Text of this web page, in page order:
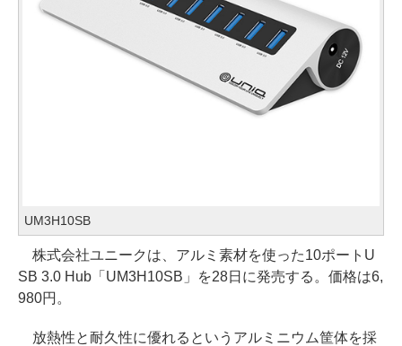
UM3H10SB
株式会社ユニークは、アルミ素材を使った10ポートU
SB 3.0 Hub「UM3H10SB」を28日に発売する。価格は6,
980円。
放熱性と耐久性に優れるというアルミニウム筐体を採